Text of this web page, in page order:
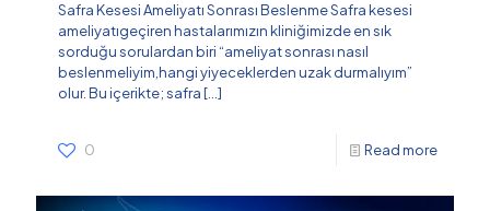
Safra Kesesi Ameliyatı Sonrası Beslenme Safra kesesi
ameliyatıgeçiren hastalarımızın kliniğimizde en sık
sorduğu sorulardan biri “ameliyat sonrası nasıl
beslenmeliyim,hangi yiyeceklerden uzak durmalıyım”
olur. Bu içerikte; safra[…]
0 Read more